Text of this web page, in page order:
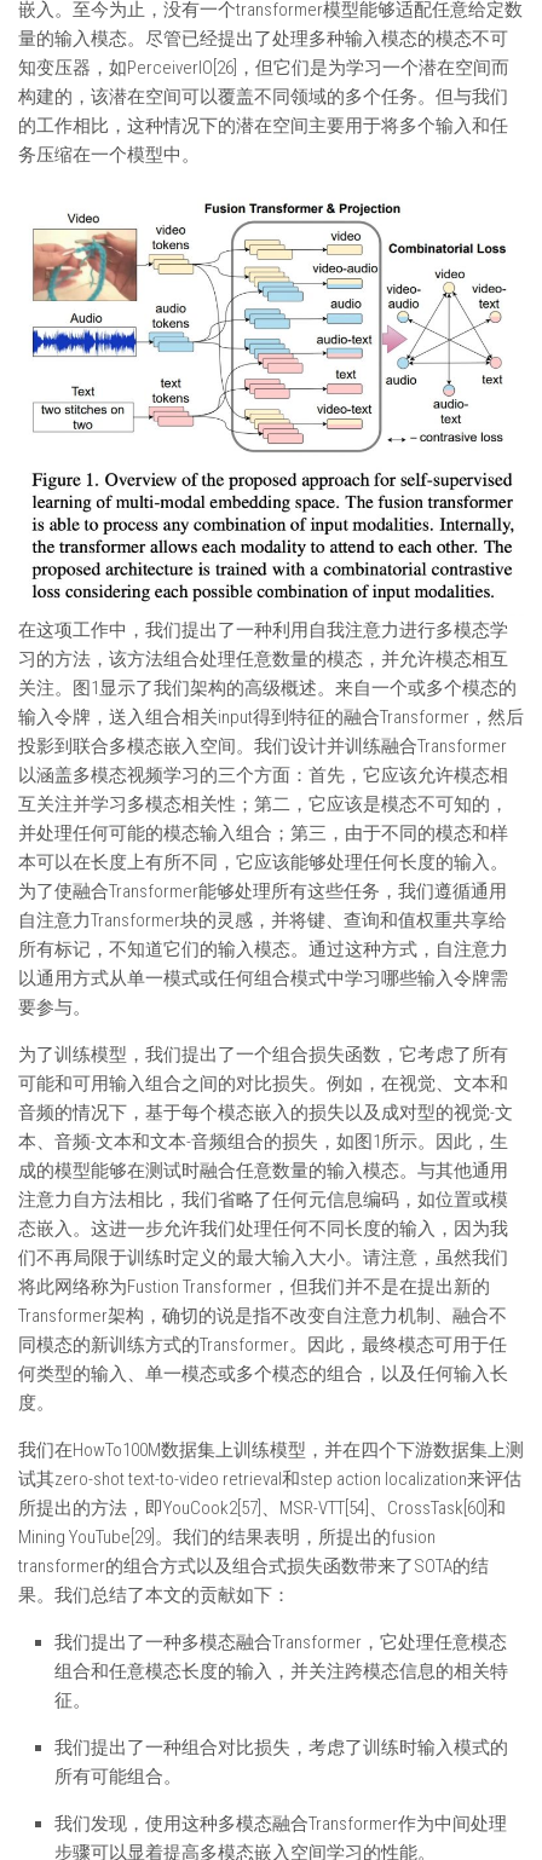
嵌入。至今为止，没有一个transformer模型能够适配任意给定数
量的输入模态。尽管已经提出了处理多种输入模态的模态不可
知变压器，如PerceiverIO[26]，但它们是为学习一个潜在空间而
构建的，该潜在空间可以覆盖不同领域的多个任务。但与我们
的工作相比，这种情况下的潜在空间主要用于将多个输入和任
务压缩在一个模型中。
在这项工作中，我们提出了一种利用自我注意力进行多模态学
习的方法，该方法组合处理任意数量的模态，并允许模态相互
关注。图1显示了我们架构的高级概述。来自一个或多个模态的
输入令牌，送入组合相关input得到特征的融合Transformer，然后
投影到联合多模态嵌入空间。我们设计并训练融合Transformer
以涵盖多模态视频学习的三个方面：首先，它应该允许模态相
互关注并学习多模态相关性；第二，它应该是模态不可知的，
并处理任何可能的模态输入组合；第三，由于不同的模态和样
本可以在长度上有所不同，它应该能够处理任何长度的输入。
为了使融合Transformer能够处理所有这些任务，我们遵循通用
自注意力Transformer块的灵感，并将键、查询和值权重共享给
所有标记，不知道它们的输入模态。通过这种方式，自注意力
以通用方式从单一模式或任何组合模式中学习哪些输入令牌需
要参与。
为了训练模型，我们提出了一个组合损失函数，它考虑了所有
可能和可用输入组合之间的对比损失。例如，在视觉、文本和
音频的情况下，基于每个模态嵌入的损失以及成对型的视觉-文
本、音频-文本和文本-音频组合的损失，如图1所示。因此，生
成的模型能够在测试时融合任意数量的输入模态。与其他通用
注意力自方法相比，我们省略了任何元信息编码，如位置或模
态嵌入。这进一步允许我们处理任何不同长度的输入，因为我
们不再局限于训练时定义的最大输入大小。请注意，虽然我们
将此网络称为Fustion Transformer，但我们并不是在提出新的
Transformer架构，确切的说是指不改变自注意力机制、融合不
同模态的新训练方式的Transformer。因此，最终模态可用于任
何类型的输入、单一模态或多个模态的组合，以及任何输入长
度。
我们在HowTo100M数据集上训练模型，并在四个下游数据集上测
试其zero-shot text-to-video retrieval和step action localization来评估
所提出的方法，即YouCook2[57]、MSR-VTT[54]、CrossTask[60]和
Mining YouTube[29]。我们的结果表明，所提出的fusion
transformer的组合方式以及组合式损失函数带来了SOTA的结
果。我们总结了本文的贡献如下：
我们提出了一种多模态融合Transformer，它处理任意模态
组合和任意模态长度的输入，并关注跨模态信息的相关特
征。
我们提出了一种组合对比损失，考虑了训练时输入模式的
所有可能组合。
我们发现，使用这种多模态融合Transformer作为中间处理
步骤可以显着提高多模态嵌入空间学习的性能。